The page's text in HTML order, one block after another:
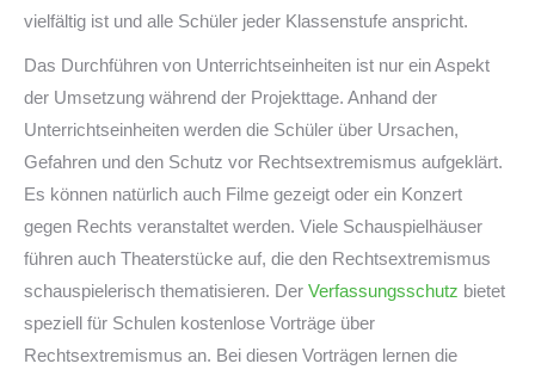
vielfältig ist und alle Schüler jeder Klassenstufe anspricht.
Das Durchführen von Unterrichtseinheiten ist nur ein Aspekt
der Umsetzung während der Projekttage. Anhand der
Unterrichtseinheiten werden die Schüler über Ursachen,
Gefahren und den Schutz vor Rechtsextremismus aufgeklärt.
Es können natürlich auch Filme gezeigt oder ein Konzert
gegen Rechts veranstaltet werden. Viele Schauspielhäuser
führen auch Theaterstücke auf, die den Rechtsextremismus
schauspielerisch thematisieren. Der Verfassungsschutz bietet
speziell für Schulen kostenlose Vorträge über
Rechtsextremismus an. Bei diesen Vorträgen lernen die